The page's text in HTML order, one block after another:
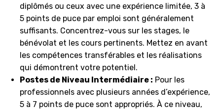
diplômés ou ceux avec une expérience limitée, 3 à
5 points de puce par emploi sont généralement
suffisants. Concentrez-vous sur les stages, le
bénévolat et les cours pertinents. Mettez en avant
les compétences transférables et les réalisations
qui démontrent votre potentiel.
Postes de Niveau Intermédiaire : Pour les
professionnels avec plusieurs années d’expérience,
5 à 7 points de puce sont appropriés. À ce niveau,